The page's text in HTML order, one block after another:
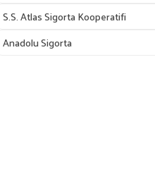
S.S. Atlas Sigorta Kooperatifi
Anadolu Sigorta